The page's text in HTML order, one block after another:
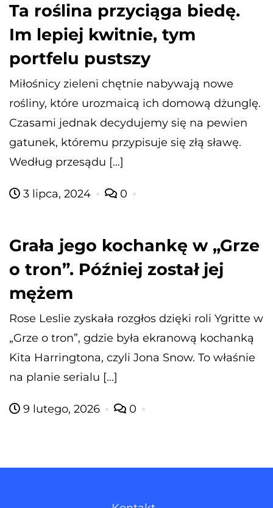
Ta roślina przyciąga biedę.
Im lepiej kwitnie, tym
portfelu pustszy
Miłośnicy zieleni chętnie nabywają nowe
rośliny, które urozmaicą ich domową dżunglę.
Czasami jednak decydujemy się na pewien
gatunek, któremu przypisuje się złą sławę.
Według przesądu […]
3 lipca, 2024 0
Grała jego kochankę w „Grze
o tron”. Później został jej
mężem
Rose Leslie zyskała rozgłos dzięki roli Ygritte w
„Grze o tron”, gdzie była ekranową kochanką
Kita Harringtona, czyli Jona Snow. To właśnie
na planie serialu […]
9 lutego, 2026 0